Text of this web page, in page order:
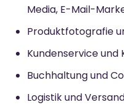
Media, E-Mail-
Produktfotografie
Kundenservice und
Buchhaltung und
Logistik und